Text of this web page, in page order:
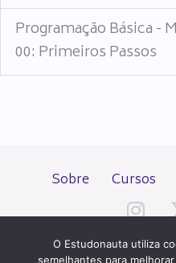
Programação Básica -
00: Primeiros Passos
Sobre Cursos
O Estudonauta utiliza
semelhantes para